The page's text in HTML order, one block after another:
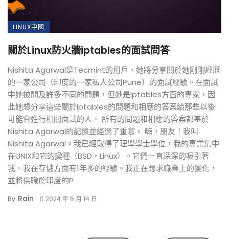
LINUX中國
關於Linux防火牆iptables的面試問答
Nishita Agarwal是Tecmint的用戶，她將分享關於她剛剛經歷
的一家公司（印度的一家私人公司Pune）的面試經驗。在面試
中她被問及許多不同的問題，但她是iptables方面的專家，因
此她想分享這些關於iptables的問題和相應的答案給那些以後
可能會進行相關面試的人。 所有的問題和相應的答案都基於
Nishita Agarwal的記憶並經過了重寫。 嗨，朋友！我叫
Nishita Agarwal。我已經取得了理學學士學位，我的專業集中
在UNIX和它的變種（BSD，Linux）。它們一直深深的吸引著
我。我在存儲方面有1年多的經驗。我正在尋求職業上的變化，
並將供職於印度的P
By Rain 2024 年 6 月 14 日